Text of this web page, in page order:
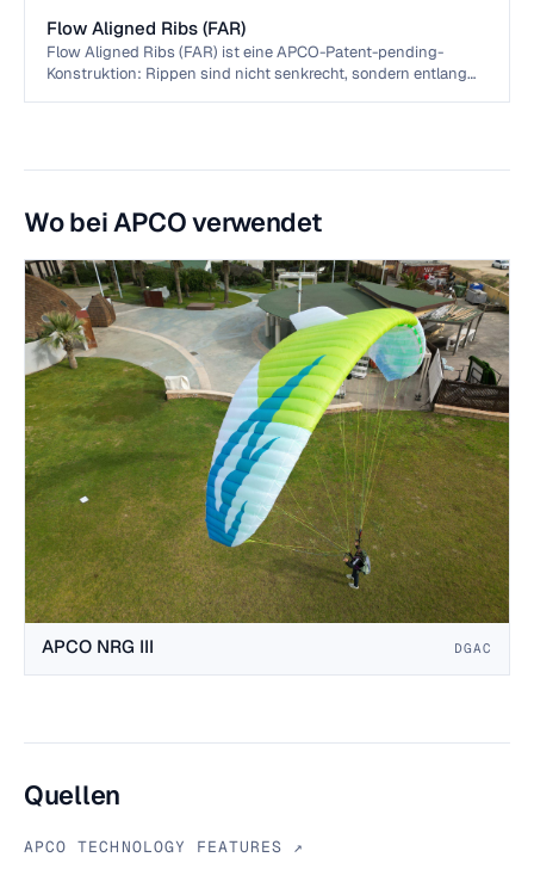
APCOs Reflex-Linie umfasst F1, F3, F5, F7, NRG III und F3 BI.
Flow Aligned Ribs (FAR)
Flow Aligned Ribs (FAR) ist eine APCO-Patent-pending-
Konstruktion: Rippen sind nicht senkrecht, sondern entlang
Wo bei APCO verwendet
APCO NRG III DGAC
Quellen
APCO TECHNOLOGY FEATURES ↗